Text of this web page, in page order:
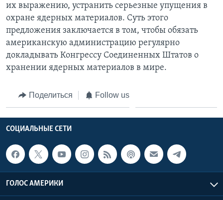
их выражению, устранить серьезные упущения в
охране ядерных материалов. Суть этого
предложения заключается в том, чтобы обязать
американскую администрацию регулярно
докладывать Конгрессу Соединенных Штатов о
хранении ядерных материалов в мире.
Поделиться Follow us
СОЦИАЛЬНЫЕ СЕТИ
ГОЛОС АМЕРИКИ